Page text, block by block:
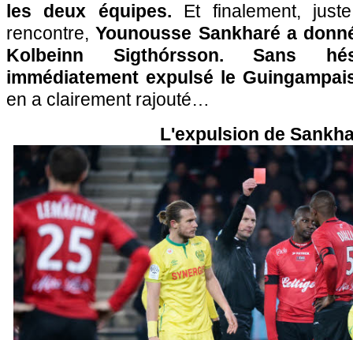
les deux équipes. Et finalement,
rencontre,Younousse Sankharé a
Kolbeinn Sigthórsson. Sans
immédiatement expulsé le
en a clairement rajouté…
L'expulsion de